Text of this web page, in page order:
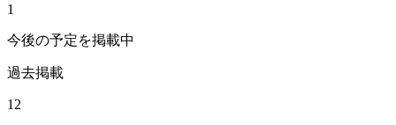
1
今後の予定を掲載中
過去掲載
12